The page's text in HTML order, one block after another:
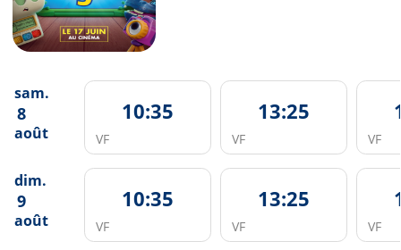
sam.
8
août
10:35
VF
13:25
VF VF
dim.
9
août
10:35
VF
13:25
VF VF